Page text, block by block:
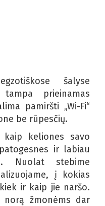
šalyse
prieinamas
pamiršti „Wi-Fi“
be rūpesčių.
kaip keliones savo
ir labiau
Nuolat stebime
į kokias
ir kaip jie naršo.
žmonėms dar